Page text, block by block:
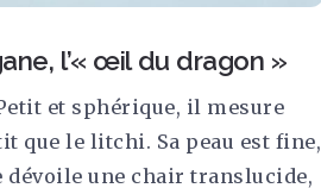
l’« œil du dragon »
et sphérique, il mesure
que le litchi. Sa peau est fine,
dévoile une chair translucide,